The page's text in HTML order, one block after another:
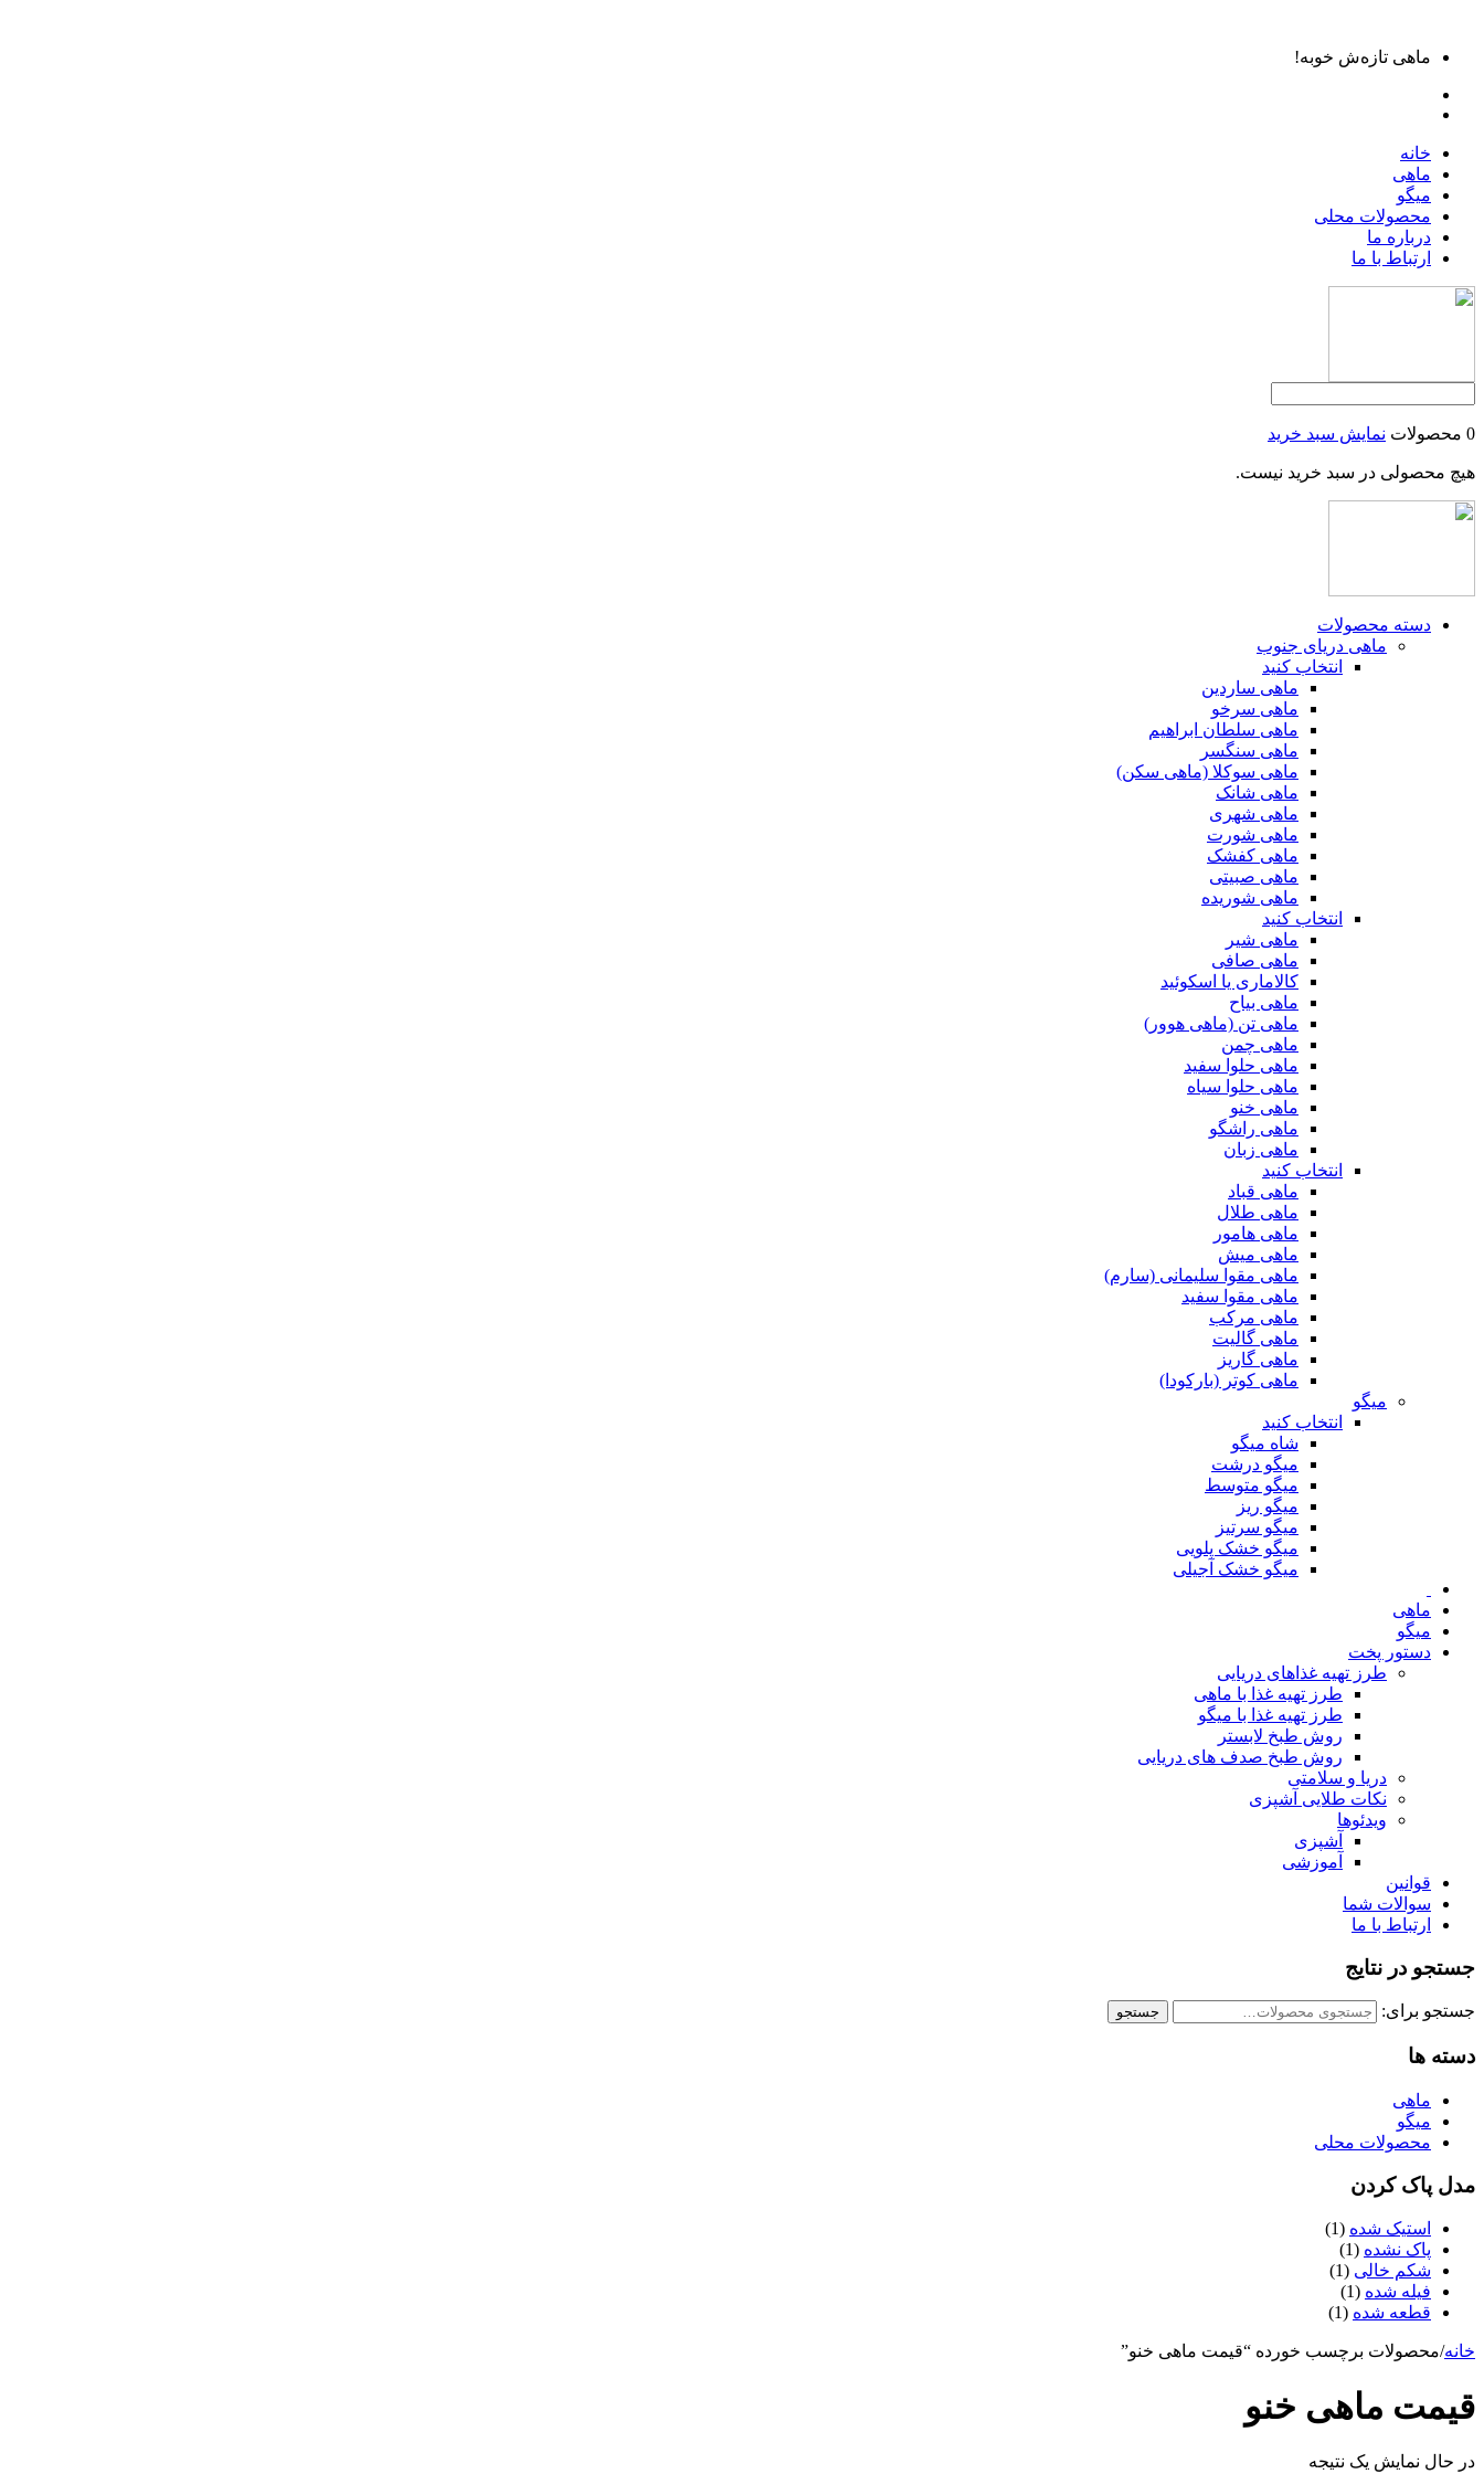
ماهی تازه‌ش خوبه!
خانه
ماهی
میگو
محصولات محلی
درباره ما
ارتباط با ما
0 محصولات نمایش سبد خرید
هیچ محصولی در سبد خرید نیست.
دسته محصولات
ماهی دریای جنوب
انتخاب کنید
ماهی ساردین
ماهی سرخو
ماهی سلطان ابراهیم
ماهی سنگسر
ماهی سوکلا (ماهی سکن)
ماهی شانک
ماهی شهری
ماهی شورت
ماهی کفشک
ماهی صبیتی
ماهی شوریده
انتخاب کنید
ماهی شیر
ماهی صافی
کالاماری یا اسکوئید
ماهی بیاح
ماهی تن (ماهی هوور)
ماهی چمن
ماهی حلوا سفید
ماهی حلوا سیاه
ماهی خنو
ماهی راشگو
ماهی زبان
انتخاب کنید
ماهی قباد
ماهی طلال
ماهی هامور
ماهی میش
ماهی مقوا سلیمانی (سارم)
ماهی مقوا سفید
ماهی مرکب
ماهی گالیت
ماهی گاریز
ماهی کوتر (بارکودا)
میگو
انتخاب کنید
شاه میگو
میگو درشت
میگو متوسط
میگو ریز
میگو سرتیز
میگو خشک پلویی
میگو خشک آجیلی
ماهی
میگو
دستور پخت
طرز تهیه غذاهای دریایی
طرز تهیه غذا با ماهی
طرز تهیه غذا با میگو
روش طبخ لابستر
روش طبخ صدف های دریایی
دریا و سلامتی
نکات طلایی آشپزی
ویدئوها
آشپزی
آموزشی
قوانین
سوالات شما
ارتباط با ما
جستجو در نتایج
جستجو برای: جستجو
دسته ها
ماهی
میگو
محصولات محلی
مدل پاک کردن
استیک شده (1)
پاک نشده (1)
شکم خالی (1)
فیله شده (1)
قطعه شده (1)
خانه/محصولات برچسب خورده “قیمت ماهی خنو”
قیمت ماهی خنو
در حال نمایش یک نتیجه